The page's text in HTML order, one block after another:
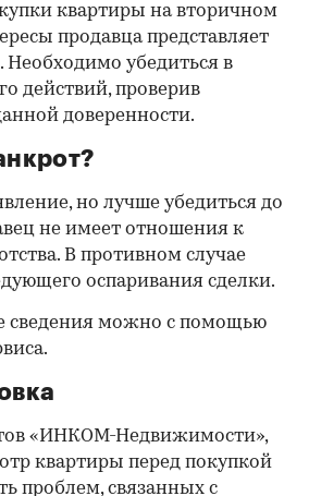
квартиры на вторичном
продавца представляет
Необходимо убедиться в
действий, проверив
доверенности.
но лучше убедиться до
не имеет отношения к
В противном случае
оспаривания сделки.
сведения можно с помощью
«ИНКОМ-Недвижимости»,
квартиры перед покупкой
проблем, связанных с